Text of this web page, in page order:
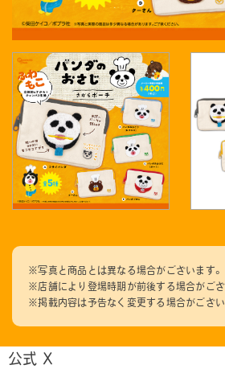
※写真と商品とは異なる場合がございます。
※店舗により登場時期が前後する場合がござ
※掲載内容は予告なく変更する場合がござい
公式 X